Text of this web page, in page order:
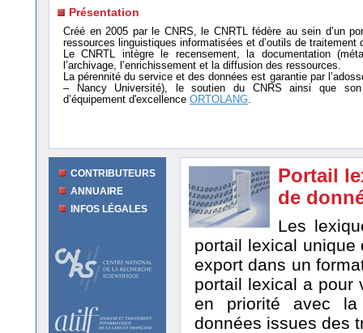
Présentation
Créé en 2005 par le CNRS, le CNRTL fédère au sein d’un
ressources linguistiques informatisées et d’outils de traitement
Le CNRTL intègre le recensement, la documentation
l’archivage, l’enrichissement et la diffusion des ressources.
La pérennité du service et des données est garantie par
– Nancy Université), le soutien du CNRS ainsi que
d’équipement d'excellence ORTOLANG.
CONTRIBUTEURS
ANNUAIRE
INFOS LÉGALES
Portail
de
Les
portail lexical unique
export dans un
portail lexical a pour
en priorité avec la
données issues des